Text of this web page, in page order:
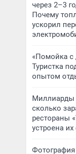
через 2–3
Почему
ускорил
«Помойка с
Туристка
опытом
Миллиарды
сколько
рестораны
устроена